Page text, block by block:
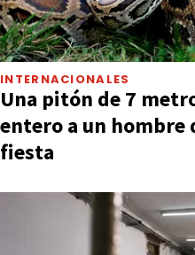
INTERNACIONALES
Una pitón de 7
entero a un hombre
fiesta